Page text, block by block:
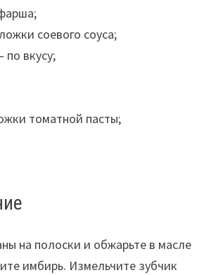
соевого соуса;
по вкусу;
томатной пасты;
на полоски и обжарьте в масле
имбирь. Измельчите зубчик